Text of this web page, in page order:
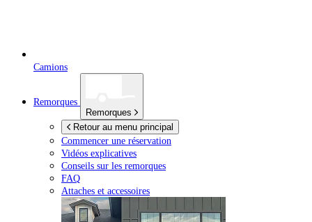
Camions
Remorques
Remorques
Retour au menu principal
Commencer une réservation
Vidéos explicatives
Conseils sur les remorques
FAQ
Attaches et accessoires